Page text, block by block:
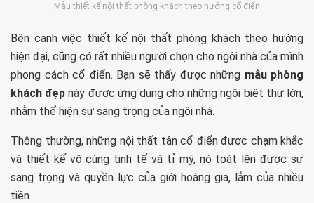
Mẫu thiết kế nội thất phòng khách theo hướng cổ điển
Bên cạnh việc thiết kế nội thất phòng khách theo hướng
hiện đại, cũng có rất nhiều người chọn cho ngôi nhà của mình
phong cách cổ điển. Bạn sẽ thấy được những mẫu phòng
khách đẹp này được ứng dụng cho những ngôi biệt thự lớn,
nhằm thể hiện sự sang trọng của ngôi nhà.
Thông thường, những nội thất tân cổ điển được chạm khắc
và thiết kế vô cùng tinh tế và tỉ mỹ, nó toát lên được sự
sang trọng và quyền lực của giới hoàng gia, lắm của nhiều
tiền.